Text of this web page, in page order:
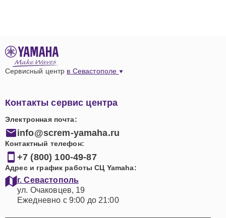
Сервисный центр в Севастополе
Контакты сервис центра
Электронная почта:
info@screm-yamaha.ru
Контактный телефон:
+7 (800) 100-49-87
Адрес и график работы СЦ Yamaha:
г. Севастополь
ул. Очаковцев, 19
Ежедневно с 9:00 до 21:00